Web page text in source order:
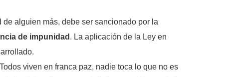
alguien más, debe ser sancionado por la
de impunidad . La aplicación de la Ley en
viven en franca paz, nadie toca lo que no es